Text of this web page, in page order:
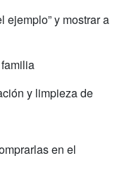
ejemplo” y mostrar a
y limpieza de
en el